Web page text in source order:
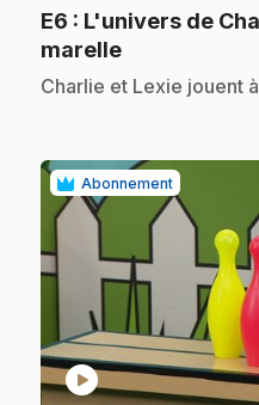
E6 : L'univers de
marelle.
.Charlie et Lexie jouent
Abonnement
play_circle